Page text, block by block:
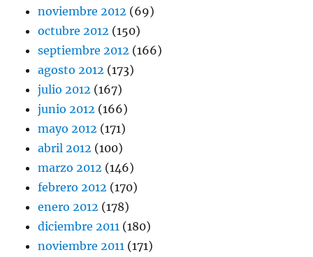
noviembre 2012 (69)
octubre 2012 (150)
septiembre 2012 (166)
agosto 2012 (173)
julio 2012 (167)
junio 2012 (166)
mayo 2012 (171)
abril 2012 (100)
marzo 2012 (146)
febrero 2012 (170)
enero 2012 (178)
diciembre 2011 (180)
noviembre 2011 (171)